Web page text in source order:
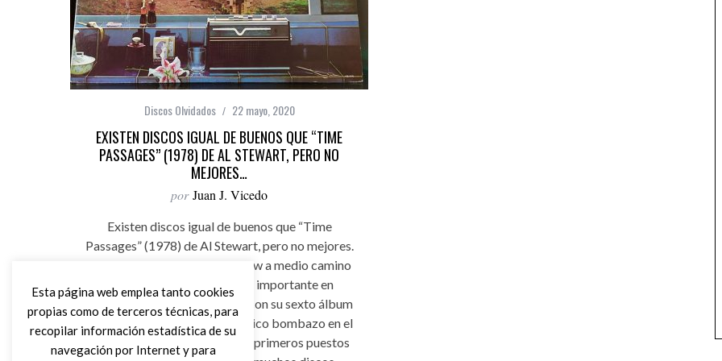
Discos Olvidados 22 mayo, 2020
EXISTEN DISCOS IGUAL DE BUENOS QUE “TIME
PASSAGES” (1978) DE AL STEWART, PERO NO
MEJORES…
por Juan J. Vicedo
Existen discos igual de buenos que “Time
Passages” (1978) de Al Stewart, pero no mejores.
Al Stewart, escocés de Glasgow a medio camino
de la nada, se hizo un hueco importante en
nuestras tardes adolescentes con su sexto álbum
“The year of the cat”, un auténtico bombazo en el
año 1976, que le colocó en los primeros puestos
Esta página web emplea tanto cookies
propias como de terceros técnicas, para
recopilar información estadística de su
navegación por Internet y para